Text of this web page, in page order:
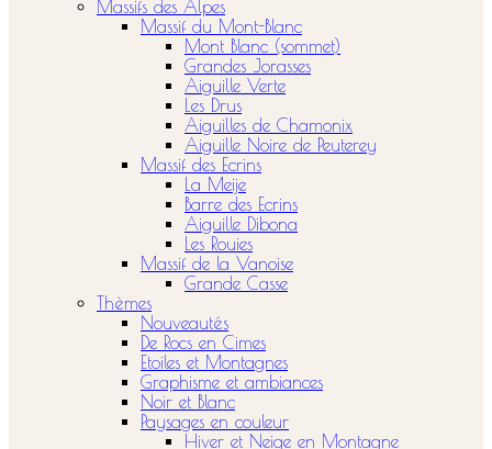
Massifs des Alpes
Massif du Mont-Blanc
Mont Blanc (sommet)
Grandes Jorasses
Aiguille Verte
Les Drus
Aiguilles de Chamonix
Aiguille Noire de Peuterey
Massif des Ecrins
La Meije
Barre des Ecrins
Aiguille Dibona
Les Rouies
Massif de la Vanoise
Grande Casse
Thèmes
Nouveautés
De Rocs en Cimes
Etoiles et Montagnes
Graphisme et ambiances
Noir et Blanc
Paysages en couleur
Hiver et Neige en Montagne